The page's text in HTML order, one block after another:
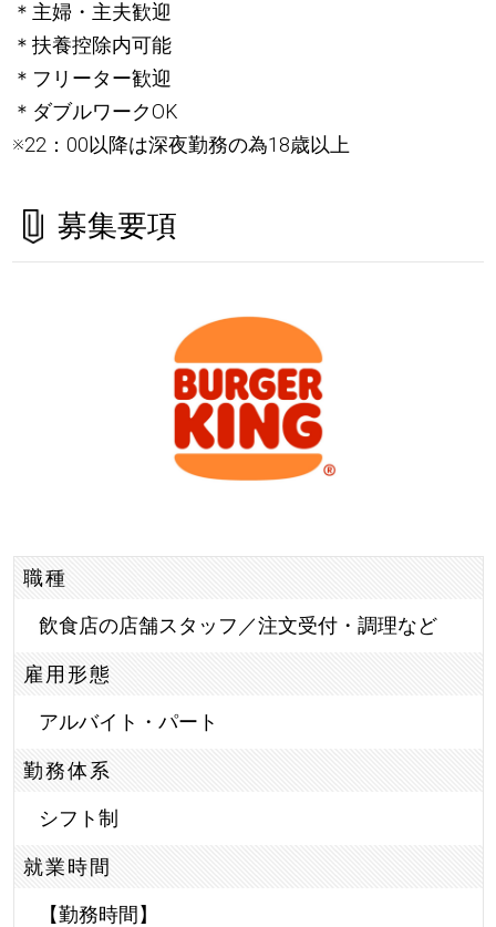
＊主婦・主夫歓迎
＊扶養控除内可能
＊フリーター歓迎
＊ダブルワークOK
※22：00以降は深夜勤務の為18歳以上
募集要項
職種
飲食店の店舗スタッフ／注文受付・調理など
雇用形態
アルバイト・パート
勤務体系
シフト制
就業時間
【勤務時間】